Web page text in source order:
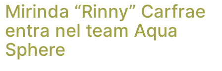
Mirinda “Rinny” Carfrae
entra nel team Aqua
Sphere